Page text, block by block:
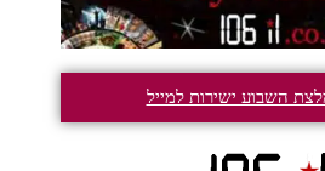
השבוע ישירות למייל